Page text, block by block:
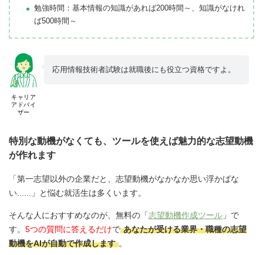
勉強時間：基本情報の知識があれば200時間～、知識がなけれ
ば500時間～
キャリア
アドバイ
ザー
応用情報技術者試験は就職後にも役立つ資格ですよ。
特別な動機がなくても、ツールを使えば魅力的な志望動機
が作れます
「第一志望以外の企業だと、志望動機がなかなか思い浮かばな
い......」と悩む就活生は多くいます。
そんな人におすすめなのが、無料の「志望動機作成ツール 」で
す。 5つの質問に答えるだけで あなたが受ける業界・職種の志望
動機をAIが自動で作成します 。